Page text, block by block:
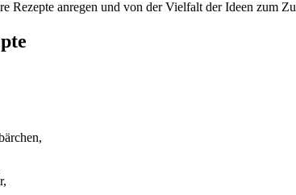
Rezepte anregen und von der Vielfalt der Ideen zum